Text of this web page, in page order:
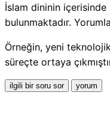
İslam dininin içerisinde
bulunmaktadır.
Örneğin, yeni
süreçte ortaya